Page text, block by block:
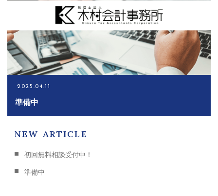
メールでのお問い合わせ
CONTACT
2025.04.11
準備中
NEW ARTICLE
初回無料相談受付中！
準備中